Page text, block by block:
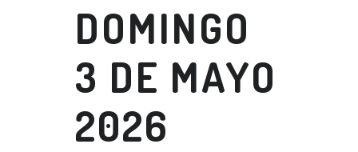
DOMINGO
3 DE MAYO
2026